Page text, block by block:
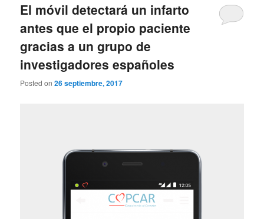
El móvil detectará un infarto
antes que el propio paciente
gracias a un grupo de
investigadores españoles
Posted on26 septiembre, 2017